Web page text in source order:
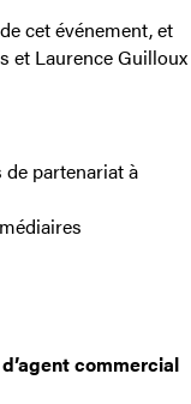
by
French
cet événement, et
et Laurence Guilloux
de partenariat à
commercial